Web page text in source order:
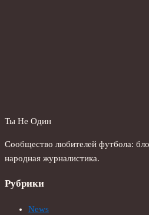
Ты Не Один
Сообщество любителей футбола:
народная журналистика.
Рубрики
News